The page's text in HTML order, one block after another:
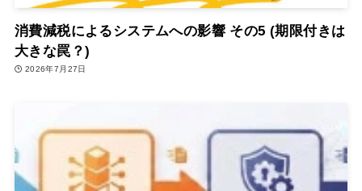
消費減税によるシステムへの影響 その5 (期限付きは
大きな罠？)
2026年7月27日